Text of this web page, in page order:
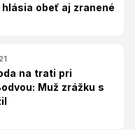
obeť aj zranené
na trati pri
Muž zrážku s